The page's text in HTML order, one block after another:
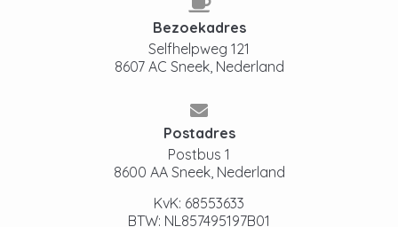
Bezoekadres
Selfhelpweg 121
8607 AC Sneek, Nederland
Postadres
Postbus 1
8600 AA Sneek, Nederland
KvK: 68553633
BTW: NL857495197B01